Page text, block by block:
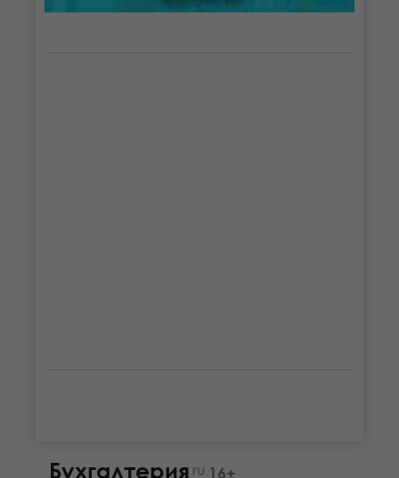
Бухгалтерия ru 16+